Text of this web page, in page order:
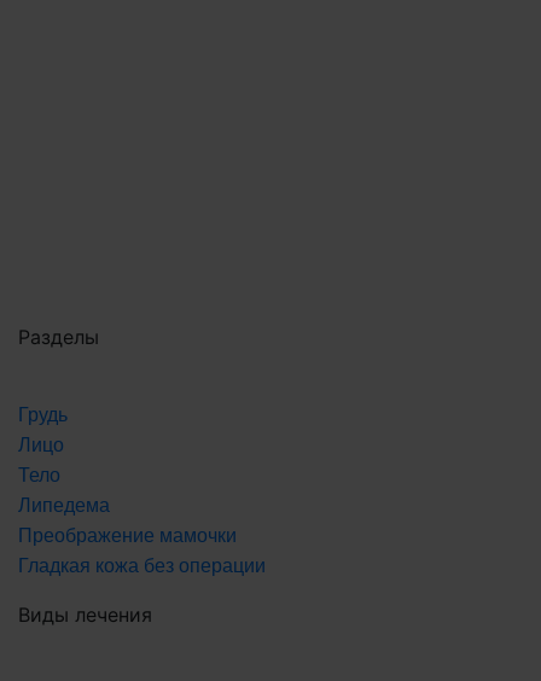
Разделы
Грудь
Лицо
Тело
Липедема
Преображение мамочки
Гладкая кожа без операции
Виды лечения